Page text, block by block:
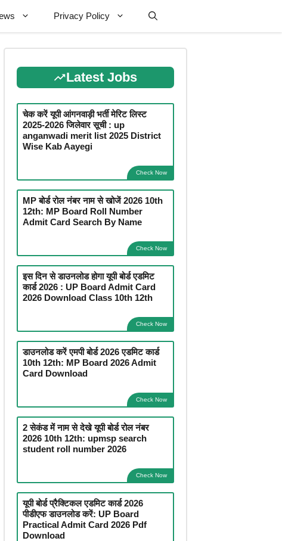
Privacy Policy
Latest Jobs
चेक करें यूपी आंगनवाड़ी भर्ती मेरिट लिस्ट
2025-2026 जिलेवार सूची : up
anganwadi merit list 2025 District
Wise Kab Aayegi
Check Now
MP बोर्ड रोल नंबर नाम से खोजें 2026 10th
12th: MP Board Roll Number
Admit Card Search By Name
Check Now
इस दिन से डाउनलोड होगा यूपी बोर्ड एडमिट
कार्ड 2026 : UP Board Admit Card
2026 Download Class 10th 12th
Check Now
डाउनलोड करें एमपी बोर्ड 2026 एडमिट कार्ड
10th 12th: MP Board 2026 Admit
Card Download
Check Now
2 सेकंड में नाम से देखे यूपी बोर्ड रोल नंबर
2026 10th 12th: upmsp search
student roll number 2026
Check Now
यूपी बोर्ड प्रैक्टिकल एडमिट कार्ड 2026
पीडीएफ डाउनलोड करें: UP Board
Practical Admit Card 2026 Pdf
Download